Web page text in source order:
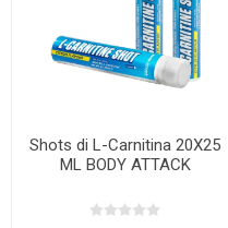
Shots di L-Carnitina 20X25
ML BODY ATTACK